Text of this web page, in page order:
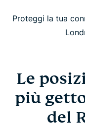
Proteggi la tua
Le
più
del